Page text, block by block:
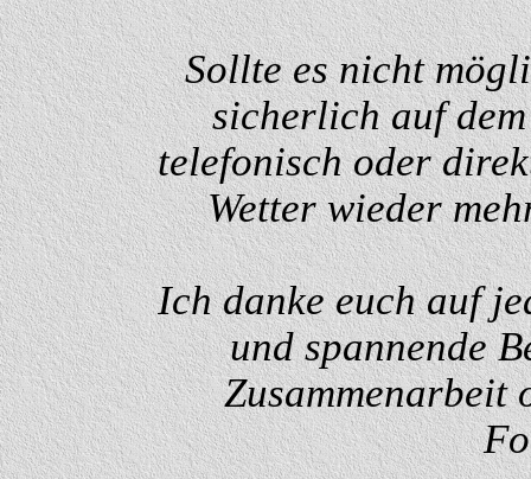
Sollte es nicht
sicherlich auf
telefonisch oder
Wetter wieder
Ich danke euch auf
und spannende
Zusammenarbeit